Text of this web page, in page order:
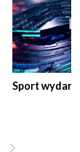
Sport